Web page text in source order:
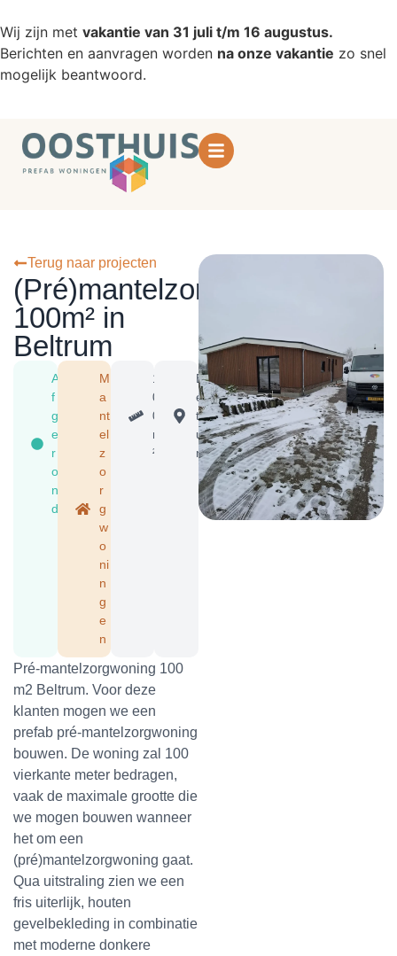
Wij zijn met vakantie van 31 juli t/m 16 augustus.
Berichten en aanvragen worden na onze vakantie zo snel
mogelijk beantwoord.
Terug naar projecten
(Pré)mantelzorgwoning
100m² in
Beltrum
A
f
g
e
r
o
n
d
M
a
nt
el
z
o
r
g
w
o
ni
n
g
e
n
1
0
0
m
²
B
el
tr
u
m
Pré-mantelzorgwoning 100
m2 Beltrum. Voor deze
klanten mogen we een
prefab pré-mantelzorgwoning
bouwen. De woning zal 100
vierkante meter bedragen,
vaak de maximale grootte die
we mogen bouwen wanneer
het om een
(pré)mantelzorgwoning gaat.
Qua uitstraling zien we een
fris uiterlijk, houten
gevelbekleding in combinatie
met moderne donkere